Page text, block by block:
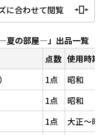
に合わせて閲覧
夏の部屋―」出品一覧
点数 使用時
1点
昭和
1点
昭和
1点
大正～